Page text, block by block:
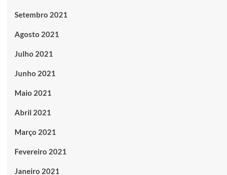
Setembro 2021
Agosto 2021
Julho 2021
Junho 2021
Maio 2021
Abril 2021
Março 2021
Fevereiro 2021
Janeiro 2021